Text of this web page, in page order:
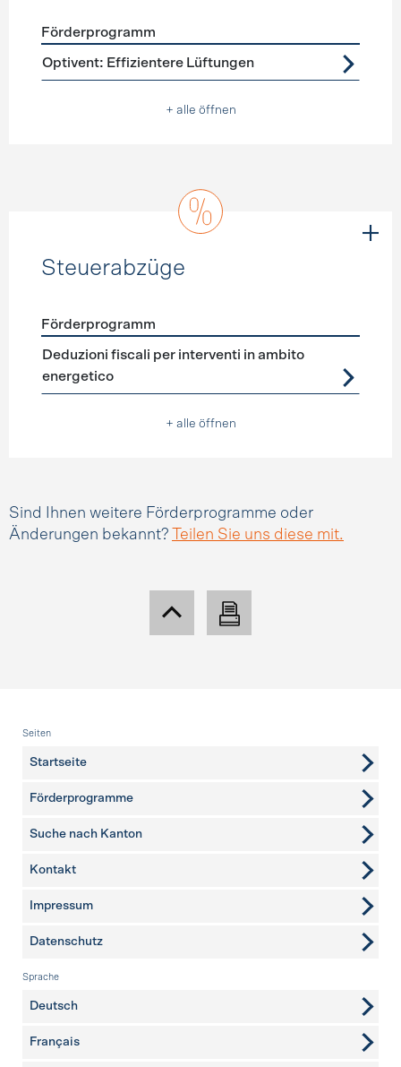
Förderprogramme Lüftung
Förderprogramm
Optivent: Effizientere Lüftungen
+ alle öffnen
Steuerabzüge
Förderprogramme Steuerabzüge
Förderprogramm
Deduzioni fiscali per interventi in ambito
energetico
+ alle öffnen
Sind Ihnen weitere Förderprogramme oder
Änderungen bekannt?
Teilen Sie uns diese mit.
Fusszeile
Seiten
Startseite
Förderprogramme
Suche nach Kanton
weitere Seiten
Kontakt
Impressum
Datenschutz
Sprache
Deutsch
Français